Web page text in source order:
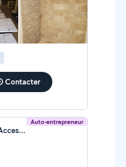
Contacter
Auto-entrepreneur
Andy Pierre walpole (Accessreseau26)